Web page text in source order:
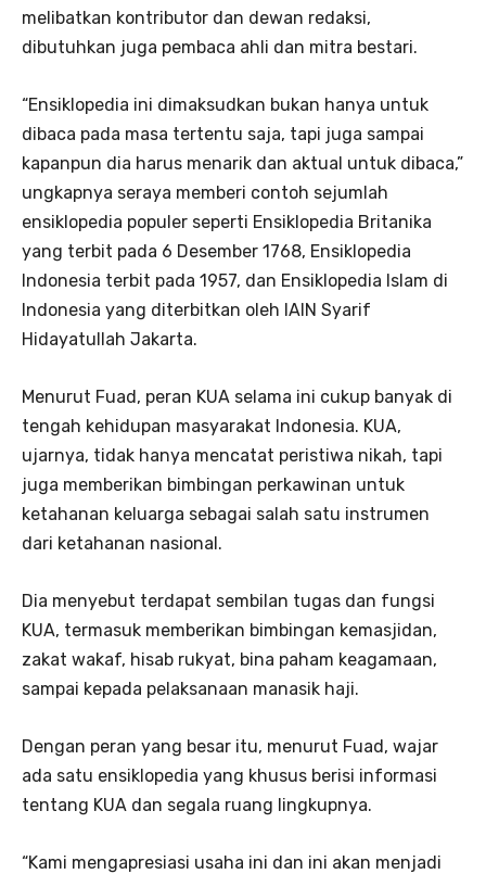
melibatkan kontributor dan dewan redaksi,
dibutuhkan juga pembaca ahli dan mitra bestari.
“Ensiklopedia ini dimaksudkan bukan hanya untuk
dibaca pada masa tertentu saja, tapi juga sampai
kapanpun dia harus menarik dan aktual untuk dibaca,”
ungkapnya seraya memberi contoh sejumlah
ensiklopedia populer seperti Ensiklopedia Britanika
yang terbit pada 6 Desember 1768, Ensiklopedia
Indonesia terbit pada 1957, dan Ensiklopedia Islam di
Indonesia yang diterbitkan oleh IAIN Syarif
Hidayatullah Jakarta.
Menurut Fuad, peran KUA selama ini cukup banyak di
tengah kehidupan masyarakat Indonesia. KUA,
ujarnya, tidak hanya mencatat peristiwa nikah, tapi
juga memberikan bimbingan perkawinan untuk
ketahanan keluarga sebagai salah satu instrumen
dari ketahanan nasional.
Dia menyebut terdapat sembilan tugas dan fungsi
KUA, termasuk memberikan bimbingan kemasjidan,
zakat wakaf, hisab rukyat, bina paham keagamaan,
sampai kepada pelaksanaan manasik haji.
Dengan peran yang besar itu, menurut Fuad, wajar
ada satu ensiklopedia yang khusus berisi informasi
tentang KUA dan segala ruang lingkupnya.
“Kami mengapresiasi usaha ini dan ini akan menjadi